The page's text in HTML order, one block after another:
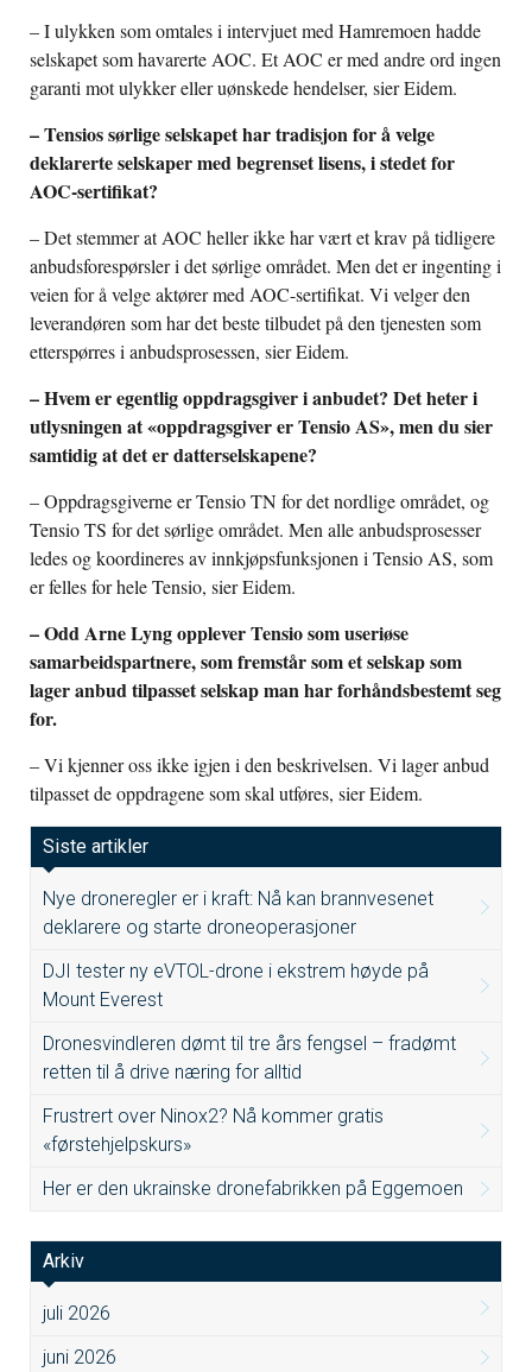
– I ulykken som omtales i intervjuet med Hamremoen hadde
selskapet som havarerte AOC. Et AOC er med andre ord ingen
garanti mot ulykker eller uønskede hendelser, sier Eidem.
– Tensios sørlige selskapet har tradisjon for å velge
deklarerte selskaper med begrenset lisens, i stedet for
AOC-sertifikat?
– Det stemmer at AOC heller ikke har vært et krav på tidligere
anbudsforespørsler i det sørlige området. Men det er ingenting i
veien for å velge aktører med AOC-sertifikat. Vi velger den
leverandøren som har det beste tilbudet på den tjenesten som
etterspørres i anbudsprosessen, sier Eidem.
– Hvem er egentlig oppdragsgiver i anbudet? Det heter i
utlysningen at «oppdragsgiver er Tensio AS», men du sier
samtidig at det er datterselskapene?
– Oppdragsgiverne er Tensio TN for det nordlige området, og
Tensio TS for det sørlige området. Men alle anbudsprosesser
ledes og koordineres av innkjøpsfunksjonen i Tensio AS, som
er felles for hele Tensio, sier Eidem.
– Odd Arne Lyng opplever Tensio som useriøse
samarbeidspartnere, som fremstår som et selskap som
lager anbud tilpasset selskap man har forhåndsbestemt seg
for.
– Vi kjenner oss ikke igjen i den beskrivelsen. Vi lager anbud
tilpasset de oppdragene som skal utføres, sier Eidem.
Siste artikler
Nye droneregler er i kraft: Nå kan brannvesenet
deklarere og starte droneoperasjoner
DJI tester ny eVTOL-drone i ekstrem høyde på
Mount Everest
Dronesvindleren dømt til tre års fengsel – fradømt
retten til å drive næring for alltid
Frustrert over Ninox2? Nå kommer gratis
«førstehjelpskurs»
Her er den ukrainske dronefabrikken på Eggemoen
Arkiv
juli 2026
juni 2026